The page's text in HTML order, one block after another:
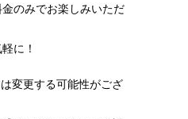
のみでお楽しみいただ
に！
変更する可能性がござ